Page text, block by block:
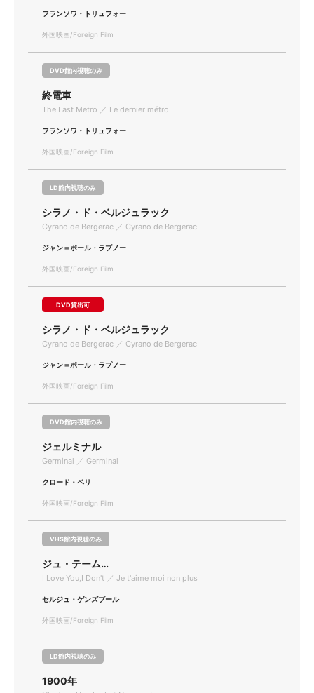
フランソワ・トリュフォー
外国映画/Foreign Film
DVD館内視聴のみ
終電車
The Last Metro ／ Le dernier métro
フランソワ・トリュフォー
外国映画/Foreign Film
LD館内視聴のみ
シラノ・ド・ベルジュラック
Cyrano de Bergerac ／ Cyrano de Bergerac
ジャン＝ポール・ラプノー
外国映画/Foreign Film
DVD貸出可
シラノ・ド・ベルジュラック
Cyrano de Bergerac ／ Cyrano de Bergerac
ジャン＝ポール・ラプノー
外国映画/Foreign Film
DVD館内視聴のみ
ジェルミナル
Germinal ／ Germinal
クロード・ベリ
外国映画/Foreign Film
VHS館内視聴のみ
ジュ・テーム…
I Love You,I Don't ／ Je t'aime moi non plus
セルジュ・ゲンズブール
外国映画/Foreign Film
LD館内視聴のみ
1900年